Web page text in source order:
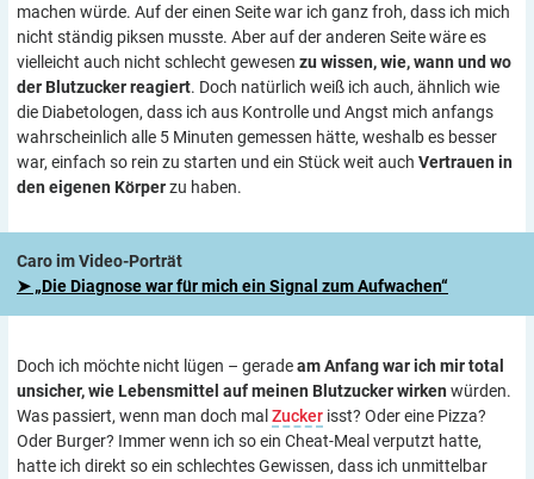
machen würde. Auf der einen Seite war ich ganz froh, dass ich mich
nicht ständig piksen musste. Aber auf der anderen Seite wäre es
vielleicht auch nicht schlecht gewesen zu wissen, wie, wann und wo
der Blutzucker reagiert. Doch natürlich weiß ich auch, ähnlich wie
die Diabetologen, dass ich aus Kontrolle und Angst mich anfangs
wahrscheinlich alle 5 Minuten gemessen hätte, weshalb es besser
war, einfach so rein zu starten und ein Stück weit auch Vertrauen in
den eigenen Körperzu haben.
Caro im Video-Porträt
➤ „Die Diagnose war für mich ein Signal zum Aufwachen“
Doch ich möchte nicht lügen – geradeam Anfang war ich mir total
unsicher, wie Lebensmittel auf meinen Blutzucker wirken würden.
Was passiert, wenn man doch malZucker isst? Oder eine Pizza?
Oder Burger? Immer wenn ich so ein Cheat-Meal verputzt hatte,
hatte ich direkt so ein schlechtes Gewissen, dass ich unmittelbar